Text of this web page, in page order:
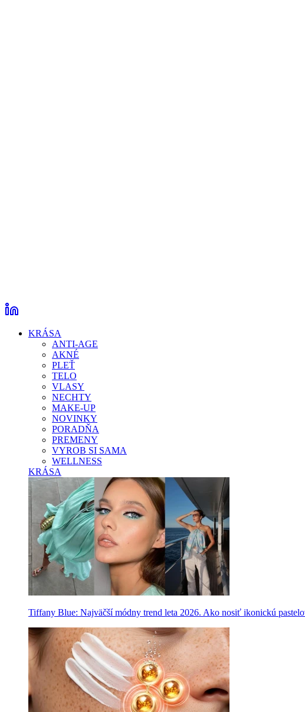
KRÁSA
ANTI-AGE
AKNÉ
PLEŤ
TELO
VLASY
NECHTY
MAKE-UP
NOVINKY
PORADŇA
PREMENY
VYROB SI SAMA
WELLNESS
KRÁSA
Tiffany Blue: Najväčší módny trend leta 2026. Ako nosiť ikonickú